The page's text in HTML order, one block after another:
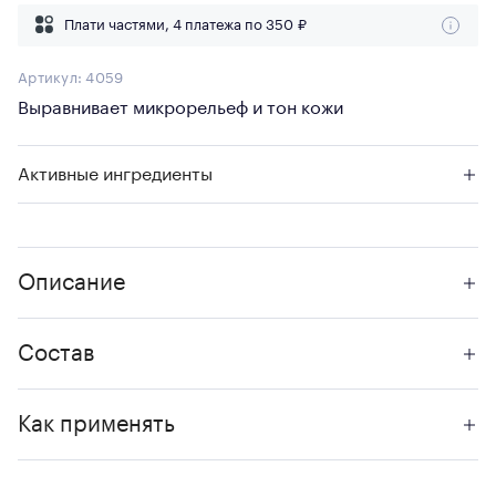
Плати частями, 4 платежа по 350 ₽
Артикул:4059
Выравнивает микрорельеф и тон кожи
Активные ингредиенты
Описание
Состав
Как применять